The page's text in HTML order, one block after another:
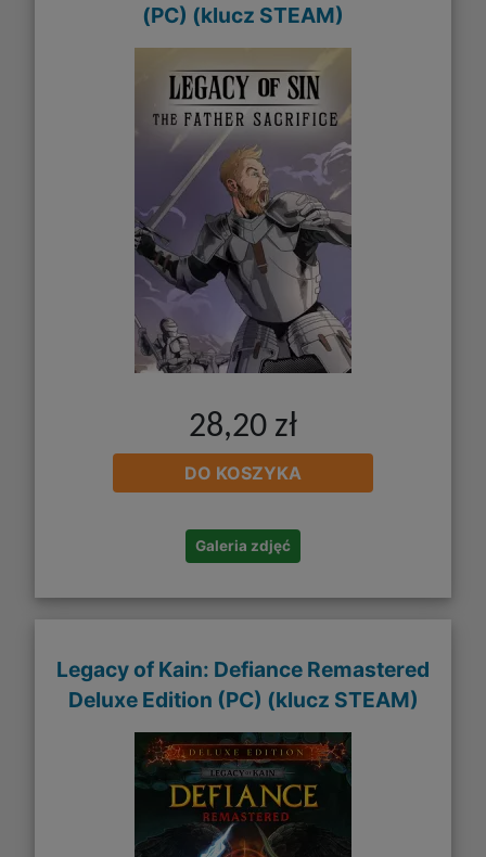
(PC) (klucz STEAM)
28,20 zł
DO KOSZYKA
Galeria zdjęć
Legacy of Kain: Defiance Remastered
Deluxe Edition (PC) (klucz STEAM)